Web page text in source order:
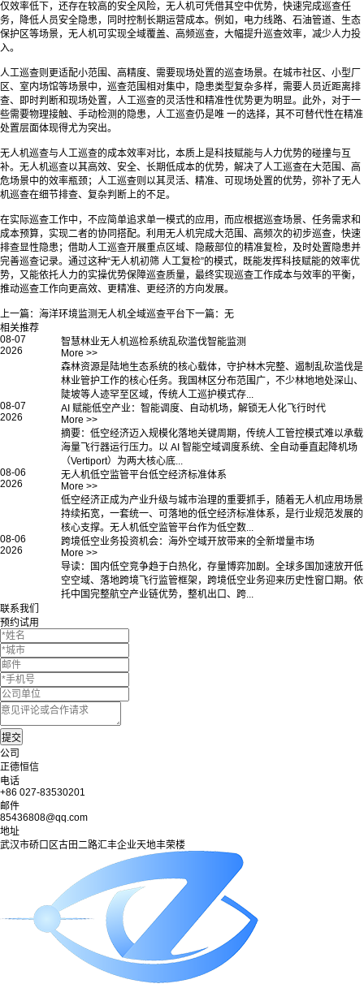
仅效率低下，还存在较高的安全风险，无人机可凭借其空中优势，快速完成巡查任
务，降低人员安全隐患，同时控制长期运营成本。例如，电力线路、石油管道、生态
保护区等场景，无人机可实现全域覆盖、高频巡查，大幅提升巡查效率，减少人力投
入。
人工巡查则更适配小范围、高精度、需要现场处置的巡查场景。在城市社区、小型厂
区、室内场馆等场景中，巡查范围相对集中，隐患类型复杂多样，需要人员近距离排
查、即时判断和现场处置，人工巡查的灵活性和精准性优势更为明显。此外，对于一
些需要物理接触、手动检测的隐患，人工巡查仍是唯 一的选择，其不可替代性在精准
处置层面体现得尤为突出。
无人机巡查与人工巡查的成本效率对比，本质上是科技赋能与人力优势的碰撞与互
补。无人机巡查以其高效、安全、长期低成本的优势，解决了人工巡查在大范围、高
危场景中的效率瓶颈；人工巡查则以其灵活、精准、可现场处置的优势，弥补了无人
机巡查在细节排查、复杂判断上的不足。
在实际巡查工作中，不应简单追求单一模式的应用，而应根据巡查场景、任务需求和
成本预算，实现二者的协同搭配。利用无人机完成大范围、高频次的初步巡查，快速
排查显性隐患；借助人工巡查开展重点区域、隐蔽部位的精准复检，及时处置隐患并
完善巡查记录。通过这种“无人机初筛 人工复检”的模式，既能发挥科技赋能的效率优
势，又能依托人力的实操优势保障巡查质量，最终实现巡查工作成本与效率的平衡，
推动巡查工作向更高效、更精准、更经济的方向发展。
上一篇： 海洋环境监测无人机全域巡查平台 下一篇： 无
相关推荐
08-07
2026
智慧林业无人机巡检系统乱砍滥伐智能监测
More >>
森林资源是陆地生态系统的核心载体，守护林木完整、遏制乱砍滥伐是
林业管护工作的核心任务。我国林区分布范围广，不少林地地处深山、
陡坡等人迹罕至区域，传统人工巡护模式存...
08-07
2026
AI 赋能低空产业：智能调度、自动机场，解锁无人化飞行时代
More >>
摘要：低空经济迈入规模化落地关键周期，传统人工管控模式难以承载
海量飞行器运行压力。以 AI 智能空域调度系统、全自动垂直起降机场
（Vertiport）为两大核心底...
08-06
2026
无人机低空监管平台低空经济标准体系
More >>
低空经济正成为产业升级与城市治理的重要抓手，随着无人机应用场景
持续拓宽，一套统一、可落地的低空经济标准体系，是行业规范发展的
核心支撑。无人机低空监管平台作为低空数...
08-06
2026
跨境低空业务投资机会：海外空域开放带来的全新增量市场
More >>
导读：国内低空竞争趋于白热化，存量博弈加剧。全球多国加速放开低
空空域、落地跨境飞行监管框架，跨境低空业务迎来历史性窗口期。依
托中国完整航空产业链优势，整机出口、跨...
联系我们
预约试用
公司
正德恒信
电话
+86 027-83530201
邮件
85436808@qq.com
地址
武汉市硚口区古田二路汇丰企业天地丰荣楼